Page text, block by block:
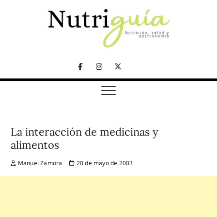
FacebookInstagram
Twitter
Telegram
Nutriguía (Desde
2002)
La interacción de medicinas y
alimentos
Manuel Zamora 20 de mayo de 2003